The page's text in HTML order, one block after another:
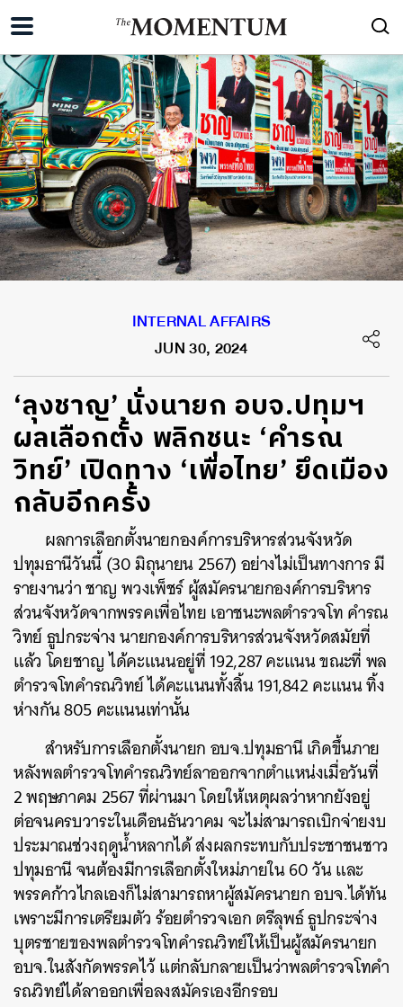
INTERNAL AFFAIRS
JUN 30, 2024
‘ลุงชาญ’ นั่งนายก อบจ.ปทุมฯ
ผลเลือกตั้ง พลิกชนะ ‘คำรณ
วิทย์’ เปิดทาง ‘เพื่อไทย’ ยึดเมือง
กลับอีกครั้ง
ผลการเลือกตั้งนายกองค์การบริหารส่วนจังหวัด
ปทุมธานีวันนี้ (30 มิถุนายน 2567) อย่างไม่เป็นทางการ มี
รายงานว่า ชาญ พวงเพ็ชร์ ผู้สมัครนายกองค์การบริหาร
ส่วนจังหวัดจากพรรคเพื่อไทย เอาชนะพลตำรวจโท คำรณ
วิทย์ ธูปกระจ่าง นายกองค์การบริหารส่วนจังหวัดสมัยที่
แล้ว โดยชาญ ได้คะแนนอยู่ที่ 192,287 คะแนน ขณะที่ พล
ตำรวจโทคำรณวิทย์ ได้คะแนนทั้งสิ้น 191,842 คะแนน ทิ้ง
ห่างกัน 805 คะแนนเท่านั้น
สำหรับการเลือกตั้งนายก อบจ.ปทุมธานี เกิดขึ้นภาย
หลังพลตำรวจโทคำรณวิทย์ลาออกจากตำแหน่งเมื่อวันที่
2 พฤษภาคม 2567 ที่ผ่านมา โดยให้เหตุผลว่าหากยังอยู่
ต่อจนครบวาระในเดือนธันวาคม จะไม่สามารถเบิกจ่ายงบ
ประมาณช่วงฤดูน้ำหลากได้ ส่งผลกระทบกับประชาชนชาว
ปทุมธานี จนต้องมีการเลือกตั้งใหม่ภายใน 60 วัน และ
พรรคก้าวไกลเองก็ไม่สามารถหาผู้สมัครนายก อบจ.ได้ทัน
เพราะมีการเตรียมตัว ร้อยตำรวจเอก ตรีลุพธ์ ธูปกระจ่าง
บุตรชายของพลตำรวจโทคำรณวิทย์ให้เป็นผู้สมัครนายก
อบจ.ในสังกัดพรรคไว้ แต่กลับกลายเป็นว่าพลตำรวจโทคำ
รณวิทย์ได้ลาออกเพื่อลงสมัครเองอีกรอบ